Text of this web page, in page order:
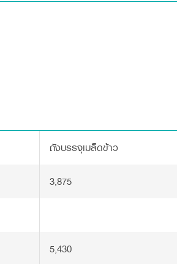
ถังบรรจุเมล็ดข้าว
3,875
5,430